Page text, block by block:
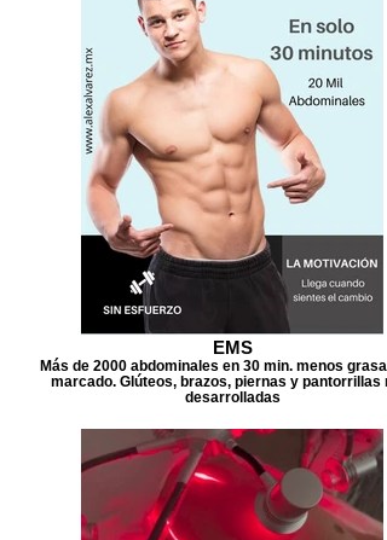
EMS
Más de 2000 abdominales en 30 min. menos grasa,
marcado. Glúteos, brazos, piernas y pantorrillas
desarrolladas